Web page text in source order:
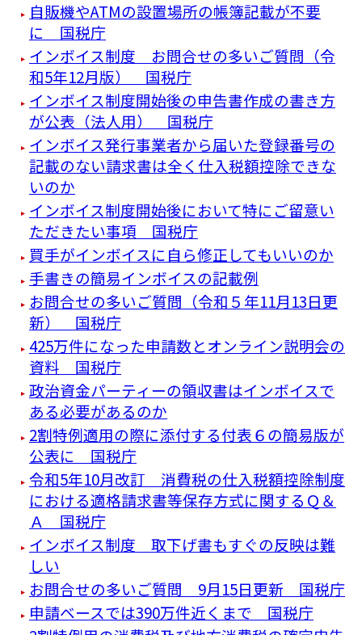
自販機やATMの設置場所の帳簿記載が不要
に 国税庁
インボイス制度 お問合せの多いご質問（令
和5年12月版） 国税庁
インボイス制度開始後の申告書作成の書き方
が公表（法人用） 国税庁
インボイス発行事業者から届いた登録番号の
記載のない請求書は全く仕入税額控除できな
いのか
インボイス制度開始後において特にご留意い
ただきたい事項 国税庁
買手がインボイスに自ら修正してもいいのか
手書きの簡易インボイスの記載例
お問合せの多いご質問（令和５年11月13日更
新） 国税庁
425万件になった申請数とオンライン説明会の
資料 国税庁
政治資金パーティーの領収書はインボイスで
ある必要があるのか
2割特例適用の際に添付する付表６の簡易版が
公表に 国税庁
令和5年10月改訂 消費税の仕入税額控除制度
における適格請求書等保存方式に関するＱ＆
Ａ 国税庁
インボイス制度 取下げ書もすぐの反映は難
しい
お問合せの多いご質問 9月15日更新 国税庁
申請ベースでは390万件近くまで 国税庁